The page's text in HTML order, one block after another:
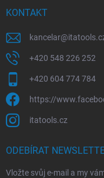
KONTAKT
kancelar@
+420 548 226 252
+420 604 774 784
https://
itatools.cz
ODEBÍRAT
Vložte svůj e-mail a my